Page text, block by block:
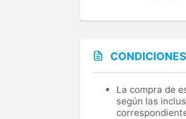
CONDICIONES
La compra de
según las